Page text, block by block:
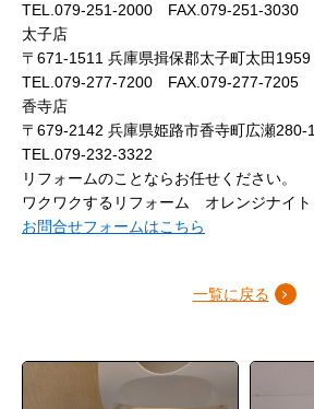
TEL.079-251-2000 FAX.079-251-3030
太子店
〒671-1511 兵庫県揖保郡太子町太田1959
TEL.079-277-7200 FAX.079-277-7205
香寺店
〒679-2142 兵庫県姫路市香寺町広瀬280-1
TEL.079-232-3322
リフォームのことならお任せください。
ワクワクするリフォーム オレンジナイト
お問合せフォームはこちら
一覧に戻る